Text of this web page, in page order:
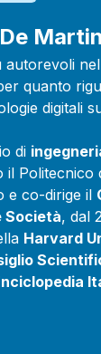
Martin
autorevoli nel
quanto
digitali
di
il Politecnico
e co-dirige il
Società, dal
Harvard